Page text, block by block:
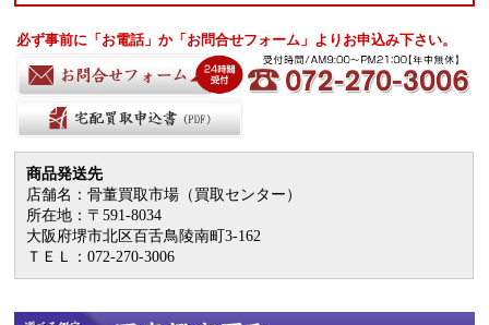
必ず事前に「お電話」か「お問合せフォーム」よりお申込み下さい。
商品発送先
店舗名：骨董買取市場（買取センター）
所在地：〒591-8034
大阪府堺市北区百舌鳥陵南町3-162
ＴＥＬ：072-270-3006